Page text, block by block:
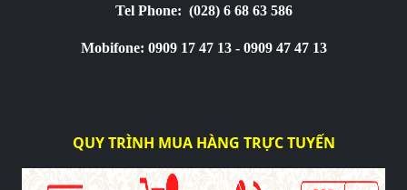
Tel Phone: (028) 6 68 63 586
Mobifone: 0909 17 47 13 - 0909 47 47 13
QUY TRÌNH MUA HÀNG TRỰC TUYẾN